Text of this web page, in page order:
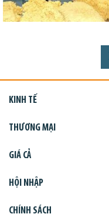
KINH TẾ
THƯƠNG MẠI
GIÁ CẢ
HỘI NHẬP
CHÍNH SÁCH